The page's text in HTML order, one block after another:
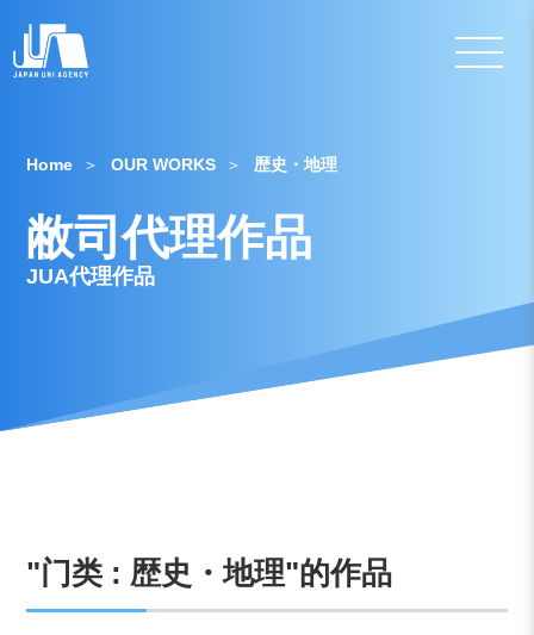
Home OUR WORKS 歴史・地理
敝司代理作品
JUA代理作品
"门类 : 歴史・地理"的作品